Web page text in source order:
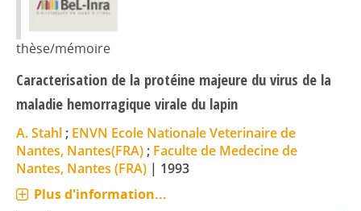
thèse/mémoire
Caracterisation de la protéine majeure du virus de la
maladie hemorragique virale du lapin
A. Stahl ; ENVN Ecole Nationale Veterinaire de
Nantes, Nantes(FRA) ; Faculte de Medecine de
Nantes, Nantes (FRA) | 1993
Plus d'information...